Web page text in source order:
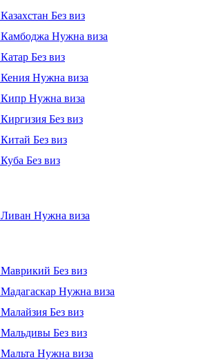
Казахстан Без виз
Камбоджа Нужна виза
Катар Без виз
Кения Нужна виза
Кипр Нужна виза
Киргизия Без виз
Китай Без виз
Куба Без виз
Ливан Нужна виза
Маврикий Без виз
Мадагаскар Нужна виза
Малайзия Без виз
Мальдивы Без виз
Мальта Нужна виза